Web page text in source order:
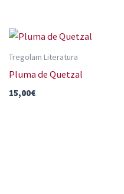
Tregolam Literatura
Pluma de Quetzal
15,00€